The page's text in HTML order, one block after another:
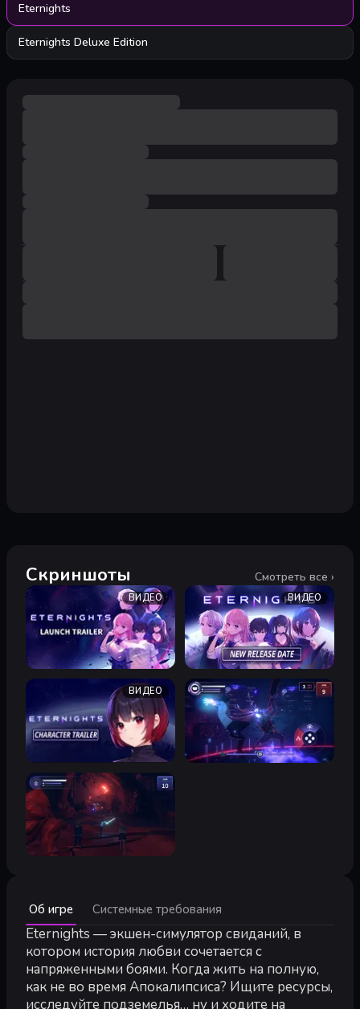
Eternights
Eternights Deluxe Edition
Скриншоты Смотреть все ›
ВИДЕО ВИДЕО
ВИДЕО
Об игре Системные требования
Eternights — экшен-симулятор свиданий, в
котором история любви сочетается с
напряженными боями. Когда жить на полную,
как не во время Апокалипсиса? Ищите ресурсы,
исследуйте подземелья… ну и ходите на
Минимальные:
Минимальные:
64-разрядные процессор и операционная система
ОС:Windows 10+
Процессор: Intel Core i5-6500 | AMD Ryzen 3 1200
Оперативная память: 8 GB ОЗУ
Видеокарта:
NVIDIA Geforce GTX 1050m | AMD Radeon RX